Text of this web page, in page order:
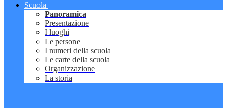
Scuola
Panoramica
Presentazione
I luoghi
Le persone
I numeri della scuola
Le carte della scuola
Organizzazione
La storia